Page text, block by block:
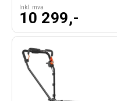
Inkl. mva
10 299,-